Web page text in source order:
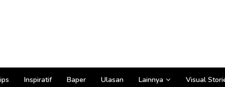
Inspiratif Baper Ulasan Lainnya Visual